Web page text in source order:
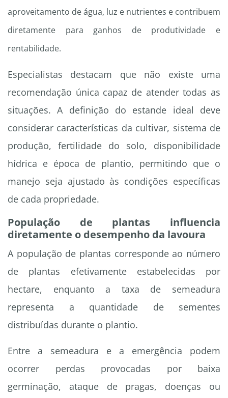
aproveitamento de água, luz e nutrientes e contribuem
diretamente para ganhos de produtividade e
rentabilidade.
Especialistas destacam que não existe uma
recomendação única capaz de atender todas as
situações. A definição do estande ideal deve
considerar características da cultivar, sistema de
produção, fertilidade do solo, disponibilidade
hídrica e época de plantio, permitindo que o
manejo seja ajustado às condições específicas
de cada propriedade.
População de plantas influencia
diretamente o desempenho da lavoura
A população de plantas corresponde ao número
de plantas efetivamente estabelecidas por
hectare, enquanto a taxa de semeadura
representa a quantidade de sementes
distribuídas durante o plantio.
Entre a semeadura e a emergência podem
ocorrer perdas provocadas por baixa
germinação, ataque de pragas, doenças ou